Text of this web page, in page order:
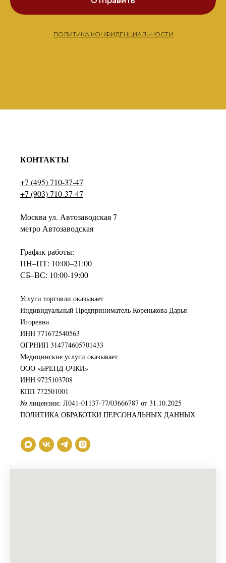
ПОЛИТИКА КОНФИДЕНЦИАЛЬНОСТИ
КОНТАКТЫ
+7 (495) 710-37-47
+7 (903) 710-37-47
Москва ул. Автозаводская 7
метро Автозаводская
График работы:
ПН–ПТ: 10:00–21:00
СБ–ВС: 10:00-19:00
Услуги торговли оказывает
Индивидуальный Предприниматель Коренькова Дарья
Игоревна
ИНН 771672540563
ОГРНИП 314774605701433
Медицинские услуги оказывает
ООО «БРЕНД ОЧКИ»
ИНН 9725103708
КПП 772501001
№ лицензии: Л041-01137-77/03666787 от 31.10.2025
ПОЛИТИКА ОБРАБОТКИ ПЕРСОНАЛЬНЫХ ДАННЫХ